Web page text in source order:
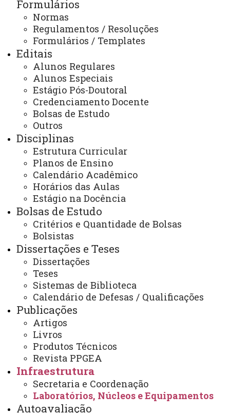
Formulários
Normas
Regulamentos / Resoluções
Formulários / Templates
Editais
Alunos Regulares
Alunos Especiais
Estágio Pós-Doutoral
Credenciamento Docente
Bolsas de Estudo
Outros
Disciplinas
Estrutura Curricular
Planos de Ensino
Calendário Acadêmico
Horários das Aulas
Estágio na Docência
Bolsas de Estudo
Critérios e Quantidade de Bolsas
Bolsistas
Dissertações e Teses
Dissertações
Teses
Sistemas de Biblioteca
Calendário de Defesas / Qualificações
Publicações
Artigos
Livros
Produtos Técnicos
Revista PPGEA
Infraestrutura
Secretaria e Coordenação
Laboratórios, Núcleos e Equipamentos
Autoavaliação
Exatas – CECE – Campus Toledo
Centro de Ciências Agrárias – CCA – Campus de
Marechal Cândido Rondon
(3 laboratórios). Com um
total de treze (15) laboratórios de pesquisa na
UNIOESTE/CAMPIS.
Laboratórios externos a UNIOESTE
UFPR - Campus Palotina - PR e IAPAR-IDR-Instituto de
Desenvolvimento Rural do Paraná (Santa Tereza do
Oeste - PR).
Biblioteca da UNIOESTE - Campus de Cascavel PR
Para acessar a página da Biblioteca:
e-mail:bibcvel@gmail.com
A Biblioteca desde 2006 está integrada a BDTD
(Biblioteca Digital de Teses e Dissertações),
disponibilizando a produção intelectual via Internet,
onde o acervo é digitalizado e colocado a disposição do
usuário.
Serviços oferecidos pelas bibliotecas da IES:
- Catálogo do acervo impresso disponível para consulta
local;
- Acesso disponível pela Intranet aos serviços;
- Acesso disponível pela Internet ao acesso eletrônico;
- Participação em redes de cooperação (formalizado)